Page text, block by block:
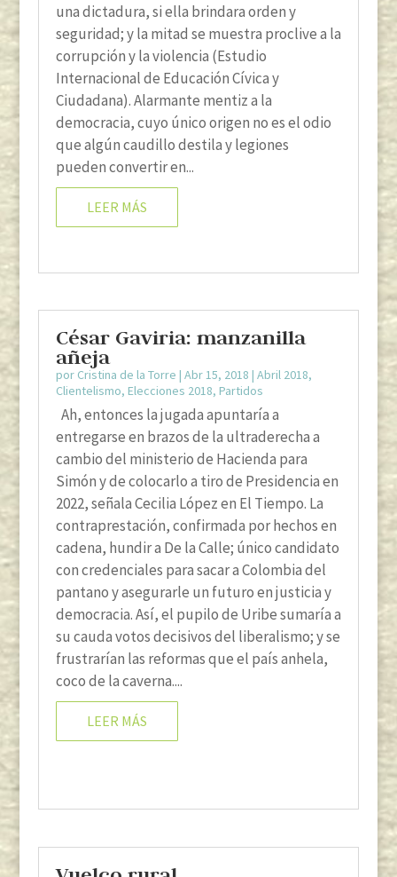
una dictadura, si ella brindara orden y
seguridad; y la mitad se muestra proclive a la
corrupción y la violencia (Estudio
Internacional de Educación Cívica y
Ciudadana). Alarmante mentiz a la
democracia, cuyo único origen no es el odio
que algún caudillo destila y legiones
pueden convertir en...
LEER MÁS
César Gaviria: manzanilla
añeja
por Cristina de la Torre | Abr 15, 2018 | Abril 2018,
Clientelismo, Elecciones 2018, Partidos
Ah, entonces la jugada apuntaría a
entregarse en brazos de la ultraderecha a
cambio del ministerio de Hacienda para
Simón y de colocarlo a tiro de Presidencia en
2022, señala Cecilia López en El Tiempo. La
contraprestación, confirmada por hechos en
cadena, hundir a De la Calle; único candidato
con credenciales para sacar a Colombia del
pantano y asegurarle un futuro en justicia y
democracia. Así, el pupilo de Uribe sumaría a
su cauda votos decisivos del liberalismo; y se
frustrarían las reformas que el país anhela,
coco de la caverna....
LEER MÁS